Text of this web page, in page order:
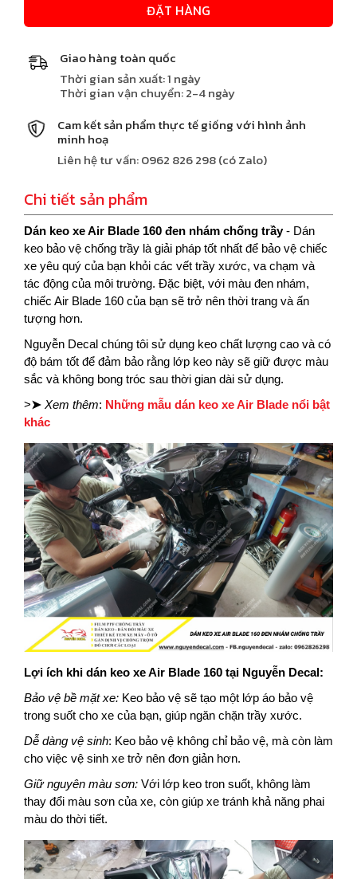
ĐẶT HÀNG
Giao hàng toàn quốc
Thời gian sản xuất: 1 ngày
Thời gian vận chuyển: 2-4 ngày
Cam kết sản phẩm thực tế giống với hình ảnh
minh hoạ
Liên hệ tư vấn: 0962 826 298 (có Zalo)
Chi tiết sản phẩm
Dán keo xe Air Blade 160 đen nhám chống trầy- Dán
keo bảo vệ chống trầy là giải pháp tốt nhất để bảo vệ chiếc
xe yêu quý của bạn khỏi các vết trầy xước, va chạm và
tác động của môi trường. Đặc biệt, với màu đen nhám,
chiếc Air Blade 160 của bạn sẽ trở nên thời trang và ấn
tượng hơn.
Nguyễn Decal chúng tôi sử dụng keo chất lượng cao và có
độ bám tốt để đảm bảo rằng lớp keo này sẽ giữ được màu
sắc và không bong tróc sau thời gian dài sử dụng.
>➤ Xem thêm: Những mẫu dán keo xe Air Blade nổi bật
khác
Lợi ích khi dán keo xe Air Blade 160 tại Nguyễn Decal:
Bảo vệ bề mặt xe: Keo bảo vệ sẽ tạo một lớp áo bảo vệ
trong suốt cho xe của bạn, giúp ngăn chặn trầy xước.
Dễ dàng vệ sinh: Keo bảo vệ không chỉ bảo vệ, mà còn làm
cho việc vệ sinh xe trở nên đơn giản hơn.
Giữ nguyên màu sơn: Với lớp keo tron suốt, không làm
thay đổi màu sơn của xe, còn giúp xe tránh khả năng phai
màu do thời tiết.